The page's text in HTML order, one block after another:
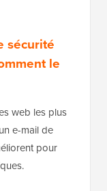
sécurité
le
web les plus
e-mail de
pour